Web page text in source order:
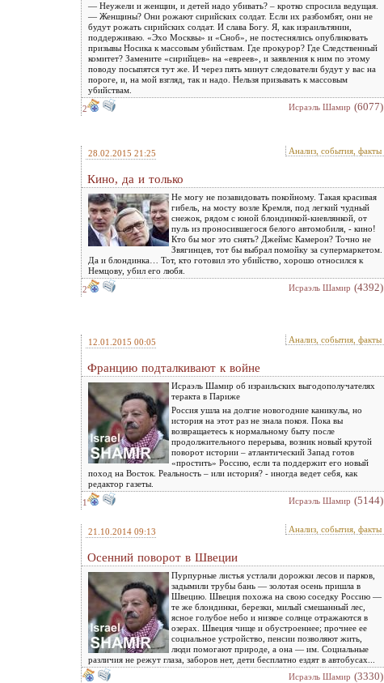
— Неужели и женщин, и детей надо убивать? – кротко спросила ведущая.
— Женщины? Они рожают сирийских солдат. Если их разбомбят, они не
будут рожать сирийских солдат. И слава Богу. Я, как израильтянин,
поддерживаю. «Эхо Москвы» и «Сноб», не постеснялись опубликовать
призывы Носика к массовым убийствам. Где прокурор? Где Следственный
комитет? Замените «сирийцев» на «евреев», и заявления к ним по этому
поводу посыпятся тут же. И через пять минут следователи будут у вас на
пороге, и, на мой взгляд, так и надо. Нельзя призывать к массовым
убийствам.
2
Исраэль Шамир (6077)
28.02.2015 21:25 Анализ, события, факты
Кино, да и только
Не могу не позавидовать покойному. Такая красивая
гибель, на мосту возле Кремля, под легкий чудный
снежок, рядом с юной блондинкой-киевлянкой, от
пуль из проносившегося белого автомобиля, - кино!
Кто бы мог это снять? Джеймс Камерон? Точно не
Звягинцев, тот бы выбрал помойку за супермаркетом.
Да и блондинка… Тот, кто готовил это убийство, хорошо относился к
Немцову, убил его любя.
2
Исраэль Шамир (4392)
12.01.2015 00:05 Анализ, события, факты
Францию подталкивают к войне
Исраэль Шамир об израильских выгодополучателях
теракта в Париже
Россия ушла на долгие новогодние каникулы, но
история на этот раз не знала покоя. Пока вы
возвращаетесь к нормальному быту после
продолжительного перерыва, возник новый крутой
поворот истории – атлантический Запад готов
«простить» Россию, если та поддержит его новый
поход на Восток. Реальность – или история? - иногда ведет себя, как
редактор газеты.
1
Исраэль Шамир (5144)
21.10.2014 09:13 Анализ, события, факты
Осенний поворот в Швеции
Пурпурные листья устлали дорожки лесов и парков,
задымили трубы бань — золотая осень пришла в
Швецию. Швеция похожа на свою соседку Россию —
те же блондинки, березки, милый смешанный лес,
ясное голубое небо и низкое солнце отражаются в
озерах. Швеция чище и обустроеннее; прочнее ее
социальное устройство, пенсии позволяют жить,
люди помогают природе, а она — им. Социальные
различия не режут глаза, заборов нет, дети бесплатно ездят в автобусах...
Исраэль Шамир (3330)